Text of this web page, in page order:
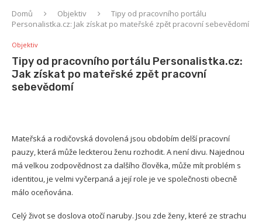
Domů Objektiv
Tipy od pracovního portálu
Personalistka.cz: Jak získat po mateřské zpět pracovní sebevědomí
Objektiv
Tipy od pracovního portálu Personalistka.cz:
Jak získat po mateřské zpět pracovní
sebevědomí
Mateřská a rodičovská dovolená jsou obdobím delší pracovní
pauzy, která může leckterou ženu rozhodit. A není divu. Najednou
má velkou zodpovědnost za dalšího člověka, může mít problém s
identitou, je velmi vyčerpaná a její role je ve společnosti obecně
málo oceňována.
Celý život se doslova otočí naruby. Jsou zde ženy, které ze strachu